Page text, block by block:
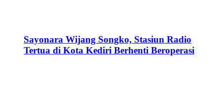
Sayonara Wijang Songko, Stasiun Radio
Tertua di Kota Kediri Berhenti Beroperasi